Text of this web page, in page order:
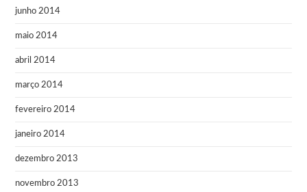
junho 2014
maio 2014
abril 2014
março 2014
fevereiro 2014
janeiro 2014
dezembro 2013
novembro 2013